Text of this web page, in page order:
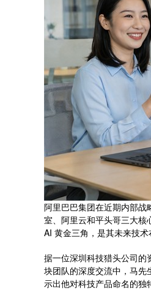
阿里巴巴集团在近期内部
室、阿里云和平头哥三大核
AI 黄金三角，是其未来技术
据一位深圳科技猎头公司的
块团队的深度交流中，马先
示出他对科技产品命名的独